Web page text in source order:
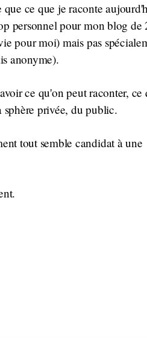
ce que je raconte
personnel pour mon blog de
pour moi) mais pas
anonyme).
ce qu'on peut raconter, ce
privée, du public.
tout semble candidat à une